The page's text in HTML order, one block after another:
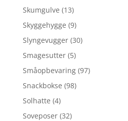
Skumgulve (13)
Skyggehygge (9)
Slyngevugger (30)
Smagesutter (5)
Småopbevaring (97)
Snackbokse (98)
Solhatte (4)
Soveposer (32)